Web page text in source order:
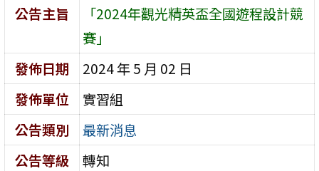
公告主旨
「2024年觀光精英盃全國遊程設計競
賽」
發佈日期
2024 年 5 月 02 日
發佈單位
實習組
公告類別
最新消息
公告等級
轉知